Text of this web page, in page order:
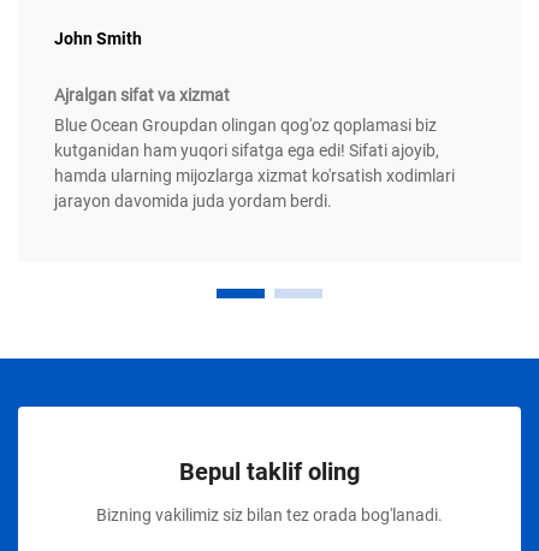
John Smith
Ajralgan sifat va xizmat
Blue Ocean Groupdan olingan qog'oz qoplamasi biz
kutganidan ham yuqori sifatga ega edi! Sifati ajoyib,
hamda ularning mijozlarga xizmat ko'rsatish xodimlari
jarayon davomida juda yordam berdi.
Bepul taklif oling
Bizning vakilimiz siz bilan tez orada bog'lanadi.